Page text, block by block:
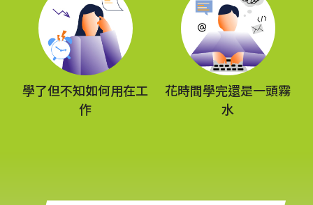
學了但不知如何用在工
作
花時間學完還是一頭霧
水